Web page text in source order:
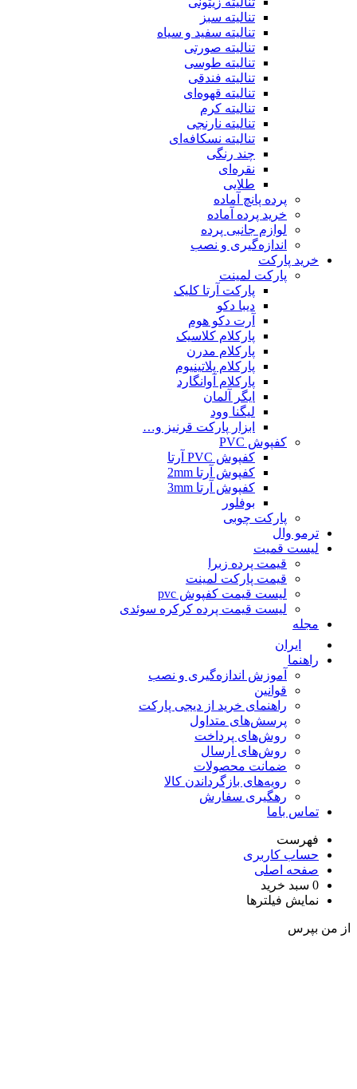
تنالیته سبز
تنالیته سفید و سیاه
تنالیته صورتی
تنالیته طوسی
تنالیته فندقی
تنالیته قهوه‌ای
تنالیته کرم
تنالیته نارنجی
تنالیته نسکافه‌ای
چند رنگی
نقره‌ای
طلایی
پرده پانچ آماده
خرید پرده آماده
لوازم جانبی پرده
اندازه‌گیری و نصب
خرید پارکت
پارکت لمینت
پارکت آرتا کلیک
دیبا دکو
آرت دکو هوم
پارکلام کلاسیک
پارکلام مدرن
پارکلام پلاتینیوم
پارکلام آوانگارد
ایگر آلمان
لیگنا وود
ابزار پارکت قرنیز و…
کفپوش PVC
کفپوش PVC آرتا
کفپوش آرتا 2mm
کفپوش آرتا 3mm
بوفلور
پارکت چوبی
ترمو وال
لیست قمیت
قیمت پرده زبرا
قیمت پارکت لمینت
لیست قیمت کفپوش pvc
لیست قیمت پرده کرکره سوئدی
مجله
ایران
راهنما
آموزش اندازه‌گیری و نصب
قوانین
راهنمای خرید از دیجی پارکت
پرسش‌های متداول
روش‌های پرداخت
روش‌های ارسال
ضمانت محصولات
رویه‌های بازگرداندن کالا
رهگیری سفارش
تماس باما
فهرست
حساب کاربری
صفحه اصلی
سبد خرید
نمایش فیلترها
من بپرس